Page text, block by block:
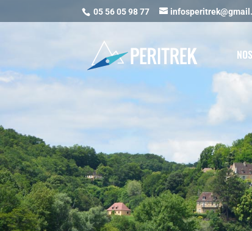
05 56 05 98 77